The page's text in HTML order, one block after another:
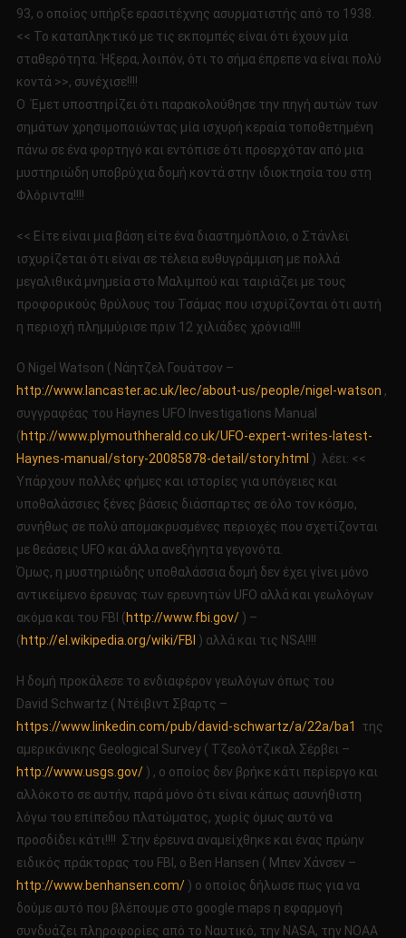
93, ο οποίος υπήρξε ερασιτέχνης ασυρματιστής από το 1938.
<< Το καταπληκτικό με τις εκπομπές είναι ότι έχουν μία
σταθερότητα. Ήξερα, λοιπόν, ότι το σήμα έπρεπε να είναι πολύ
κοντά >>, συνέχισε!!!!
Ο Έμετ υποστηρίζει ότι παρακολούθησε την πηγή αυτών των
σημάτων χρησιμοποιώντας μία ισχυρή κεραία τοποθετημένη
πάνω σε ένα φορτηγό και εντόπισε ότι προερχόταν από μια
μυστηριώδη υποβρύχια δομή κοντά στην ιδιοκτησία του στη
Φλόριντα!!!!
<< Είτε είναι μια βάση είτε ένα διαστημόπλοιο, ο Στάνλεϊ
ισχυρίζεται ότι είναι σε τέλεια ευθυγράμμιση με πολλά
μεγαλιθικά μνημεία στο Μαλιμπού και ταιριάζει με τους
προφορικούς θρύλους του Τσάμας που ισχυρίζονται ότι αυτή
η περιοχή πλημμύρισε πριν 12 χιλιάδες χρόνια!!!!
Ο Nigel Watson ( Νάητζελ Γουάτσον –
http://www.lancaster.ac.uk/lec/about-us/people/nigel-watson ,
συγγραφέας του Haynes UFO Investigations Manual
(http://www.plymouthherald.co.uk/UFO-expert-writes-latest-
Haynes-manual/story-20085878-detail/story.html ) λέει: <<
Υπάρχουν πολλές φήμες και ιστορίες για υπόγειες και
υποθαλάσσιες ξένες βάσεις διάσπαρτες σε όλο τον κόσμο,
συνήθως σε πολύ απομακρυσμένες περιοχές που σχετίζονται
με θεάσεις UFO και άλλα ανεξήγητα γεγονότα.
Όμως, η μυστηριώδης υποθαλάσσια δομή δεν έχει γίνει μόνο
αντικείμενο έρευνας των ερευνητών UFO αλλά και γεωλόγων
ακόμα και του FBI (http://www.fbi.gov/) –
(http://el.wikipedia.org/wiki/FBI ) αλλά και τις NSA!!!!
Η δομή προκάλεσε το ενδιαφέρον γεωλόγων όπως του
David Schwartz ( Ντέιβιντ Σβαρτς –
https://www.linkedin.com/pub/david-schwartz/a/22a/ba1
της
αμερικάνικης Geological Survey ( Τζεολότζικαλ Σέρβει –
http://www.usgs.gov/) , ο οποίος δεν βρήκε κάτι περίεργο και
αλλόκοτο σε αυτήν, παρά μόνο ότι είναι κάπως ασυνήθιστη
λόγω του επίπεδου πλατώματος, χωρίς όμως αυτό να
προσδίδει κάτι!!!! Στην έρευνα αναμείχθηκε και ένας πρώην
ειδικός πράκτορας του FBI, ο Ben Hansen ( Μπεν Χάνσεν –
http://www.benhansen.com/) ο οποίος δήλωσε πως για να
δούμε αυτό που βλέπουμε στο google maps η εφαρμογή
συνδυάζει πληροφορίες από το Ναυτικό, την NASA, την NOAA